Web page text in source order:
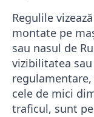
Regulile
montate pe
sau nasul de
vizibilitatea
cele de mici
traficul, sunt